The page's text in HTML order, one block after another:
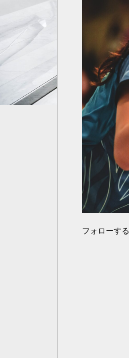
フォローする